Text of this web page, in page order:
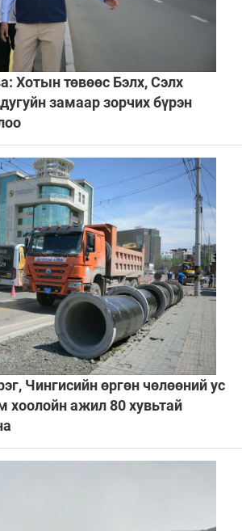
Хотын төвөөс Бэлх, Сэлх
замаар зорчих бүрэн
Чингисийн өргөн чөлөөний ус
хоолойн ажил 80 хувьтай